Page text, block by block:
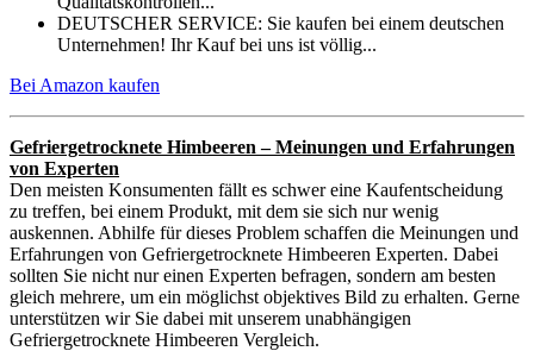
DEUTSCHER SERVICE: Sie kaufen bei einem deutschen
Unternehmen! Ihr Kauf bei uns ist völlig...
Bei Amazon kaufen
Gefriergetrocknete Himbeeren – Meinungen und Erfahrungen
von Experten
Den meisten Konsumenten fällt es schwer eine Kaufentscheidung
zu treffen, bei einem Produkt, mit dem sie sich nur wenig
auskennen. Abhilfe für dieses Problem schaffen die Meinungen und
Erfahrungen von Gefriergetrocknete Himbeeren Experten. Dabei
sollten Sie nicht nur einen Experten befragen, sondern am besten
gleich mehrere, um ein möglichst objektives Bild zu erhalten. Gerne
unterstützen wir Sie dabei mit unserem unabhängigen
Gefriergetrocknete Himbeeren Vergleich.